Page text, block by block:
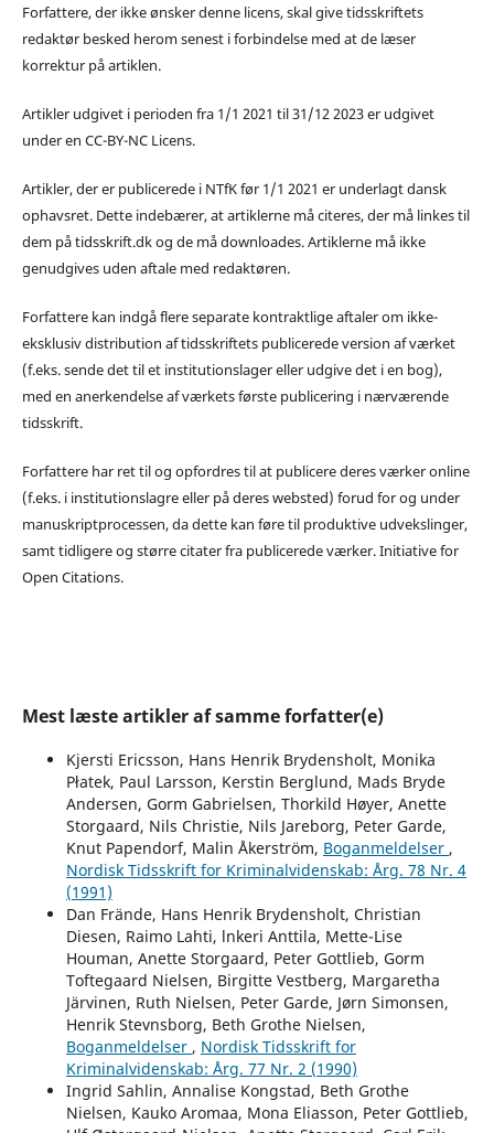
Forfattere, der ikke ønsker denne licens, skal give tidsskriftets
redaktør besked herom senest i forbindelse med at de læser
korrektur på artiklen.
Artikler udgivet i perioden fra 1/1 2021 til 31/12 2023 er udgivet
under en CC-BY-NC Licens.
Artikler, der er publicerede i NTfK før 1/1 2021 er underlagt dansk
ophavsret. Dette indebærer, at artiklerne må citeres, der må linkes til
dem på tidsskrift.dk og de må downloades. Artiklerne må ikke
genudgives uden aftale med redaktøren.
Forfattere kan indgå flere separate kontraktlige aftaler om ikke-
eksklusiv distribution af tidsskriftets publicerede version af værket
(f.eks. sende det til et institutionslager eller udgive det i en bog),
med en anerkendelse af værkets første publicering i nærværende
tidsskrift.
Forfattere har ret til og opfordres til at publicere deres værker online
(f.eks. i institutionslagre eller på deres websted) forud for og under
manuskriptprocessen, da dette kan føre til produktive udvekslinger,
samt tidligere og større citater fra publicerede værker. Initiative for
Open Citations.
Mest læste artikler af samme forfatter(e)
Kjersti Ericsson, Hans Henrik Brydensholt, Monika
Płatek, Paul Larsson, Kerstin Berglund, Mads Bryde
Andersen, Gorm Gabrielsen, Thorkild Høyer, Anette
Storgaard, Nils Christie, Nils Jareborg, Peter Garde,
Knut Papendorf, Malin Åkerström, Boganmeldelser ,
Nordisk Tidsskrift for Kriminalvidenskab: Årg. 78 Nr. 4
(1991)
Dan Frände, Hans Henrik Brydensholt, Christian
Diesen, Raimo Lahti, lnkeri Anttila, Mette-Lise
Houman, Anette Storgaard, Peter Gottlieb, Gorm
Toftegaard Nielsen, Birgitte Vestberg, Margaretha
Järvinen, Ruth Nielsen, Peter Garde, Jørn Simonsen,
Henrik Stevnsborg, Beth Grothe Nielsen,
Boganmeldelser , Nordisk Tidsskrift for
Kriminalvidenskab: Årg. 77 Nr. 2 (1990)
Ingrid Sahlin, Annalise Kongstad, Beth Grothe
Nielsen, Kauko Aromaa, Mona Eliasson, Peter Gottlieb,